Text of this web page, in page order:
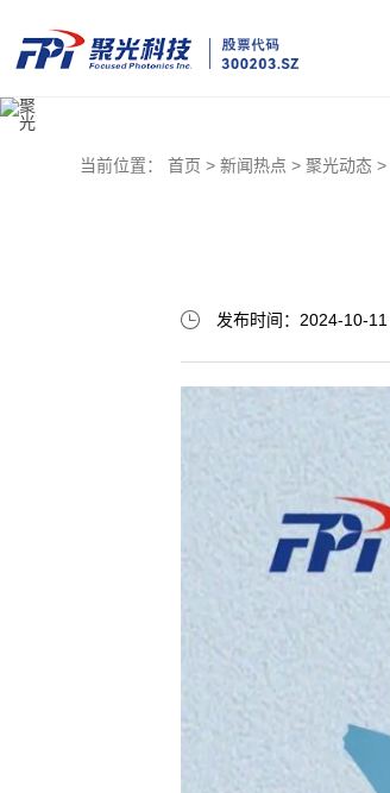
当前位置： 首页 > 新闻热点 > 聚光动态 >
发布时间：2024-10-11